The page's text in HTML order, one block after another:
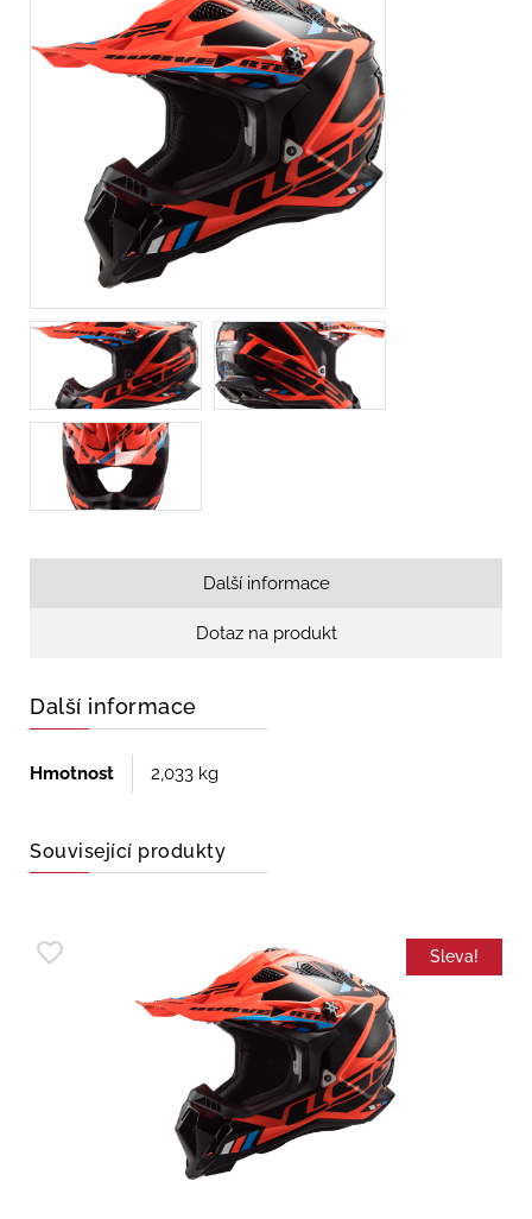
Další informace
Dotaz na produkt
Další informace
Hmotnost 2,033 kg
Související produkty
Sleva!